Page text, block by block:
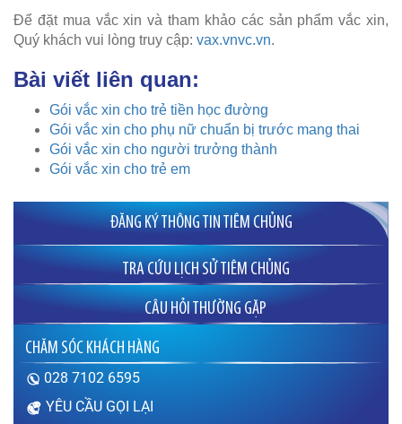
Để đặt mua vắc xin và tham khảo các sản phẩm vắc xin,
Quý khách vui lòng truy cập: vax.vnvc.vn.
Bài viết liên quan:
Gói vắc xin cho trẻ tiền học đường
Gói vắc xin cho phụ nữ chuẩn bị trước mang thai
Gói vắc xin cho người trưởng thành
Gói vắc xin cho trẻ em
ĐĂNG KÝ THÔNG TIN TIÊM CHỦNG
TRA CỨU LỊCH SỬ TIÊM CHỦNG
CÂU HỎI THƯỜNG GẶP
Sau khi tiêm vắc xin bao lâu thì được mang
thai?
Thưa bác sĩ, sau khi tiêm vắc xin bao lâu thì có
thể mang thai? Sau khi tiêm vắc xin chưa được
1 tháng (tính từ thời điểm tiêm phòng) em lỡ có
thai thì có…
CHĂM SÓC KHÁCH HÀNG
028 7102 6595
YÊU CẦU GỌI LẠI